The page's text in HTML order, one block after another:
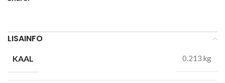
LISAINFO
KAAL 0.213 kg